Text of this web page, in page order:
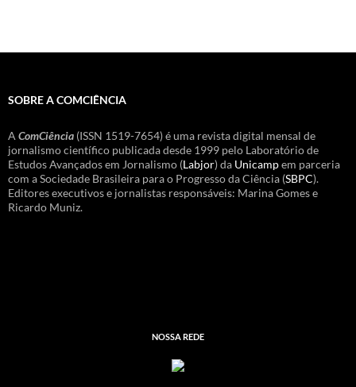
SOBRE A COMCIÊNCIA
A ComCiência (ISSN 1519-7654) é uma revista digital mensal de
jornalismo científico publicada desde 1999 pelo Laboratório de
Estudos Avançados em Jornalismo (Labjor) da Unicampem parceria
com a Sociedade Brasileira para o Progresso da Ciência (SBPC).
Editores executivos e jornalistas responsáveis: Marina Gomes e
Ricardo Muniz.
NOSSA REDE